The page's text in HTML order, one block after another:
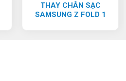
THAY CHÂN SẠC
SAMSUNG Z FOLD 1